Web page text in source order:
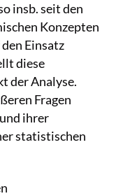
insb. seit den
Konzepten
Einsatz
diese
der Analyse.
Fragen
ihrer
statistischen